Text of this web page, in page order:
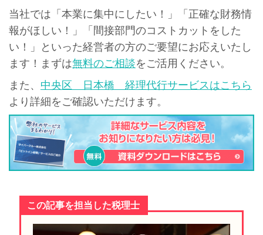
当社では「本業に集中にしたい！」「正確な財務情
報がほしい！」「間接部門のコストカットをした
い！」といった経営者の方のご要望にお応えいたし
ます！まずは無料のご相談をご活用ください。
また、 中央区 日本橋 経理代行サービスはこちら
より詳細をご確認いただけます。
この記事を担当した税理士